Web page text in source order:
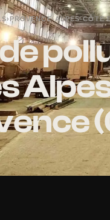
›PROVENCE-ALPES-CÔTE